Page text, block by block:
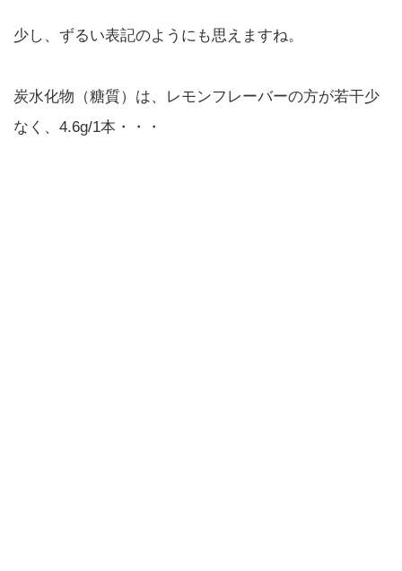
少し、ずるい表記のようにも思えますね。
炭水化物（糖質）は、レモンフレーバーの方が若干少
なく、4.6g/1本・・・